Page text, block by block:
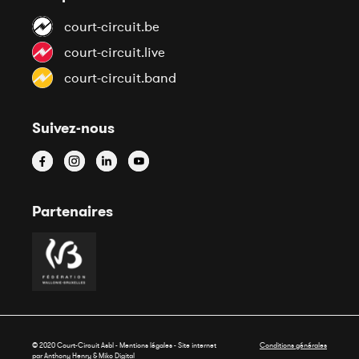
court-circuit.be
court-circuit.live
court-circuit.band
Suivez-nous
Partenaires
© 2020 Court-Circuit Asbl - Mentions légales - Site internet
par Anthony Henry &Miko Digital
Conditions générales